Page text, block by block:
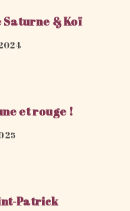
Saturne & Koï
et rouge !
Patrick